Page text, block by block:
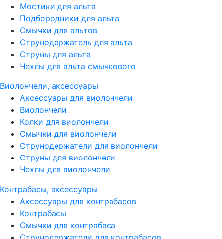
Мостики для альта
Подбородники для альта
Смычки для альтов
Струнодержатель для альта
Струны для альта
Чехлы для альта смычкового
Виолончели, аксессуары
Аксессуары для виолончели
Виолончели
Колки для виолончели
Смычки для виолончели
Струнодержатели для виолончели
Струны для виолончели
Чехлы для виолончели
Контрабасы, аксессуары
Аксессуары для контрабасов
Контрабасы
Смычки для контрабаса
Струнодержатели для контрабасов